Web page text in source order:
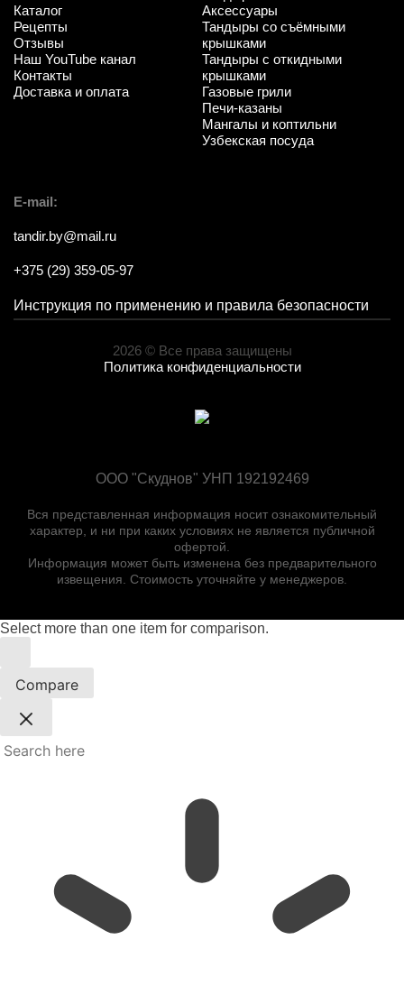
Каталог
Рецепты
Отзывы
Наш YouTube канал
Контакты
Доставка и оплата
Аксессуары
Тандыры со съёмными
крышками
Тандыры с откидными
крышками
Газовые грили
Печи-казаны
Мангалы и коптильни
Узбекская посуда
E-mail:
tandir.by@mail.ru
+375 (29) 359-05-97
Инструкция по применению и правила безопасности
2026 © Все права защищены
Политика конфиденциальности
ООО "Скуднов" УНП 192192469
Вся представленная информация носит ознакомительный
характер, и ни при каких условиях не является публичной
офертой.
Информация может быть изменена без предварительного
извещения. Стоимость уточняйте у менеджеров.
Select more than one item for comparison.
Compare